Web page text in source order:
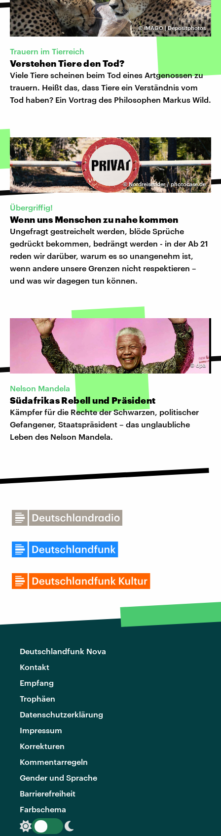
©IMAGO | Depositphotos
Trauern im Tierreich
Verstehen Tiere den Tod?
Viele Tiere scheinen beim Tod eines Artgenossen zu
trauern. Heißt das, dass Tiere ein Verständnis vom
Tod haben? Ein Vortrag des Philosophen Markus Wild.
©Nordreisender / photocase.de
Übergriffig!
Wenn uns Menschen zu nahe kommen
Ungefragt gestreichelt werden, blöde Sprüche
gedrückt bekommen, bedrängt werden - in der Ab 21
reden wir darüber, warum es so unangenehm ist,
wenn andere unsere Grenzen nicht respektieren –
und was wir dagegen tun können.
© dpa
Nelson Mandela
Südafrikas Rebell und Präsident
Kämpfer für die Rechte der Schwarzen, politischer
Gefangener, Staatspräsident – das unglaubliche
Leben des Nelson Mandela.
Deutschlandfunk Nova
Kontakt
Empfang
Trophäen
Datenschutzerklärung
Impressum
Korrekturen
Kommentarregeln
Gender und Sprache
Barrierefreiheit
Farbschema